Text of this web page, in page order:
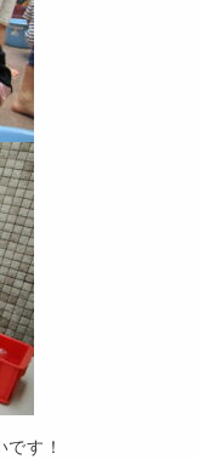
す！